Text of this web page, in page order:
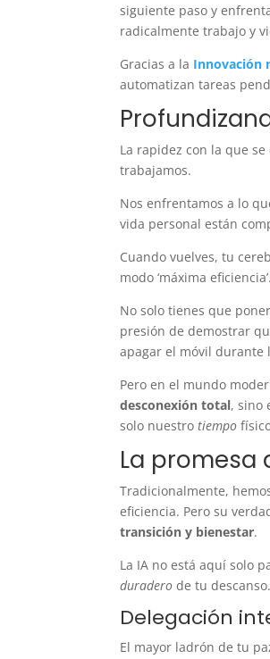
siguiente paso y
radicalmente trabajo y
Gracias a la Innovación
automatizan tareas
La rapidez con la que
trabajamos.
Nos enfrentamos a lo
vida personal están
Cuando vuelves, tu
modo ‘máxima
No solo tienes que
presión de demostrar
apagar el móvil durante
Pero en el mundo
desconexión total, sino
solo nuestrotiempo
La promesa
Tradicionalmente,
eficiencia. Pero su
transición y bienestar.
La IA no está aquí solo
duradero de tu descanso.
Delegación
El mayor ladrón de tu